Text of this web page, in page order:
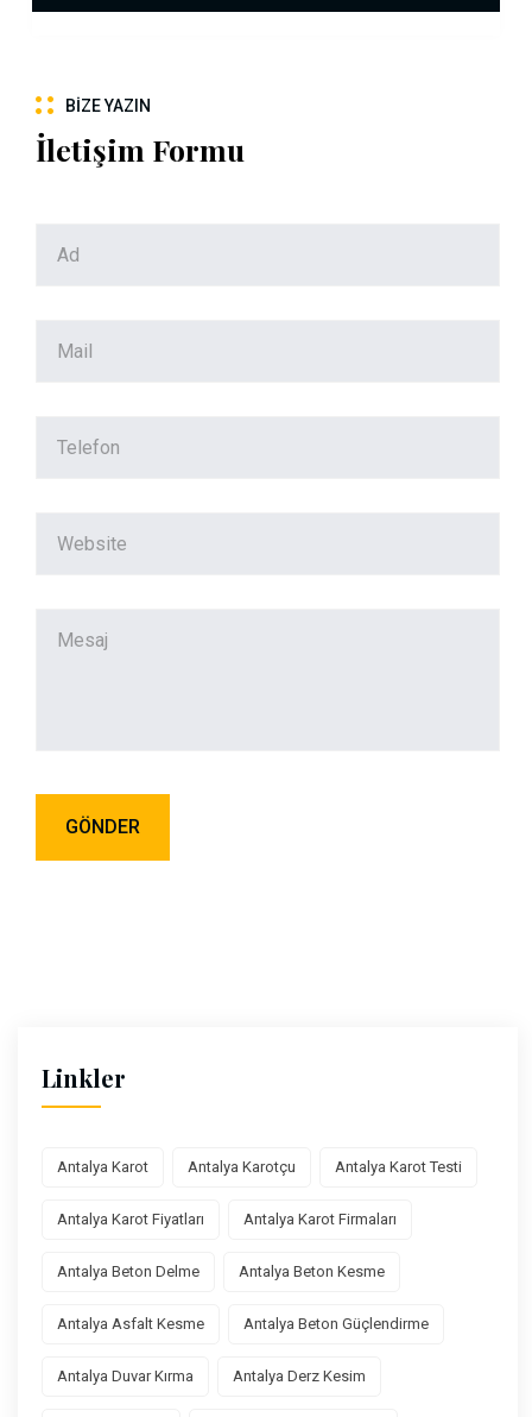
BIZE YAZIN
İletişim Formu
Linkler
Antalya Karot Antalya Karotçu Antalya Karot Testi
Antalya Karot Fiyatları Antalya Karot Firmaları
Antalya Beton Delme Antalya Beton Kesme
Antalya Asfalt Kesme Antalya Beton Güçlendirme
Antalya Duvar Kırma Antalya Derz Kesim